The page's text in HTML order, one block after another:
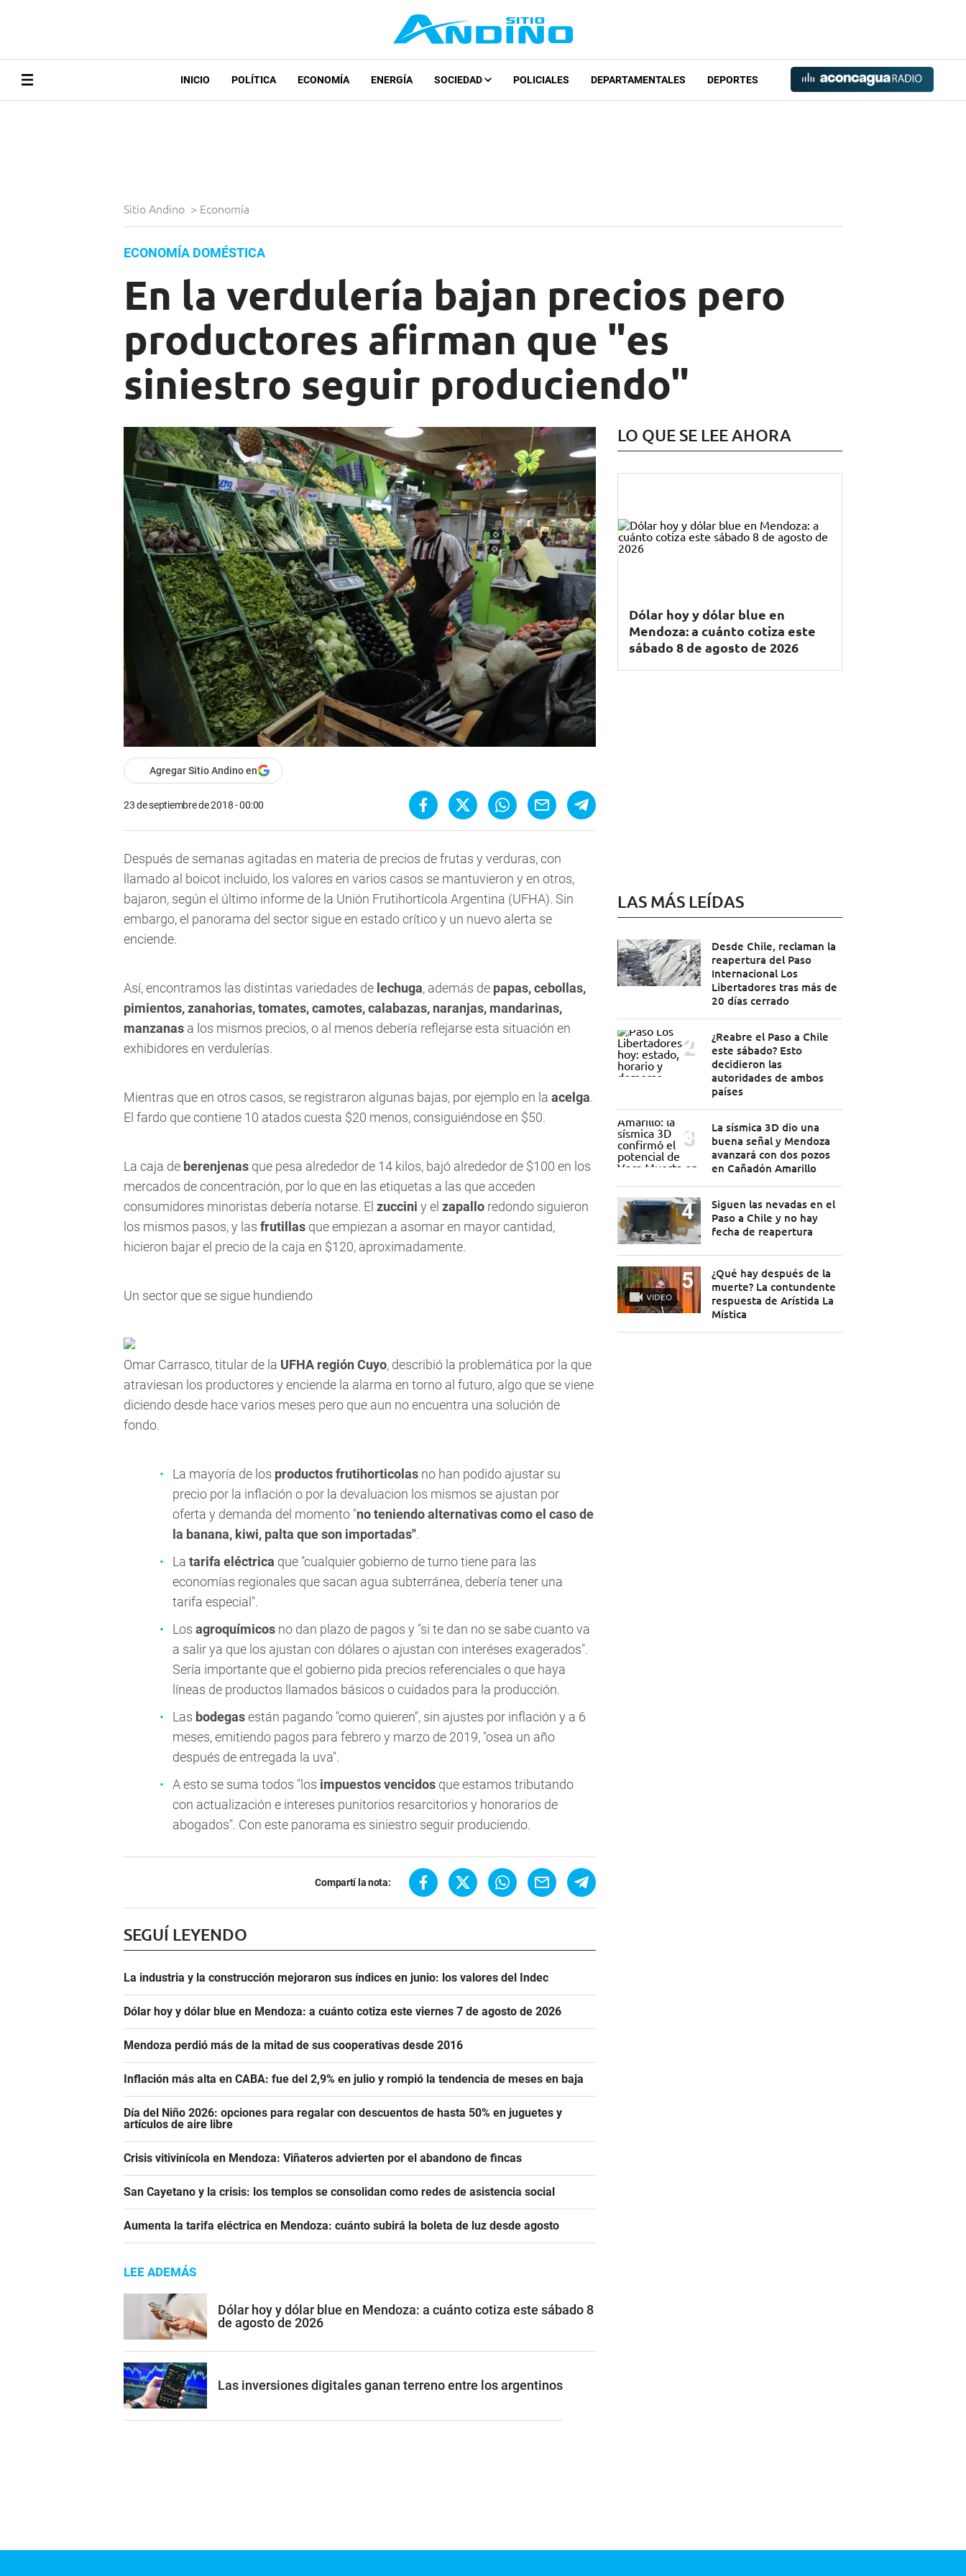
INICIO POLÍTICA ECONOMÍA ENERGÍA SOCIEDAD POLICIALES DEPARTAMENTALES DEPORTES
Sitio Andino > Economía
ECONOMÍA DOMÉSTICA
En la verdulería bajan precios pero
productores afirman que "es
siniestro seguir produciendo"
Agregar Sitio Andino en
23 de septiembre de 2018 - 00:00
Después de semanas agitadas en materia de precios de frutas y verduras, con
llamado al boicot incluido, los valores en varios casos se mantuvieron y en otros,
bajaron, según el último informe de la Unión Frutihortícola Argentina (UFHA). Sin
embargo, el panorama del sector sigue en estado crítico y un nuevo alerta se
enciende.
Así, encontramos las distintas variedades de lechuga, además de papas, cebollas,
pimientos, zanahorias, tomates, camotes, calabazas, naranjas, mandarinas,
manzanas a los mismos precios, o al menos debería reflejarseesta situación en
exhibidores en verdulerías.
Mientras que en otros casos, se registraron algunas bajas, por ejemplo en la acelga.
El fardo que contiene 10 atados cuesta $20 menos, consiguiéndose en $50.
La caja de berenjenas que pesa alrededor de 14 kilos, bajó alrededor de $100 en los
mercados de concentración, por lo que en las etiquetas a las que acceden
consumidores minoristas debería notarse. El zuccini y el zapallo redondo siguieron
los mismos pasos, y las frutillas que empiezan a asomar en mayor cantidad,
hicieron bajar el precio de la caja en $120, aproximadamente.
Un sector que se sigue hundiendo
Omar Carrasco, titular de la UFHA región Cuyo, describió la problemática por la que
atraviesan los productores y enciende la alarma en torno al futuro, algo que se viene
diciendo desde hace varios meses pero que aun no encuentra una solución de
fondo.
La mayoría de los productos frutihorticolas no han podido ajustar su
precio por la inflación o por la devaluacion los mismos se ajustan por
oferta y demanda del momento "no teniendo alternativas como el caso de
la banana, kiwi, palta que son importadas".
La tarifa eléctrica que "cualquier gobierno de turno tiene para las
economías regionales que sacan agua subterránea, debería tener una
tarifa especial".
Los agroquímicos no dan plazo de pagos y "si te dan no se sabe cuanto va
a salir ya que los ajustan con dólares o ajustan con interéses exagerados".
Sería importante que el gobierno pida precios referenciales o que haya
líneas de productos llamados básicos o cuidados para la producción.
Las bodegasestán pagando "como quieren", sin ajustes por inflación y a 6
meses, emitiendo pagos para febrero y marzo de 2019, "osea un año
después de entregada la uva".
A esto se suma todos "los impuestos vencidos que estamos tributando
con actualización e intereses punitorios resarcitorios y honorarios de
abogados". Con este panorama es siniestro seguir produciendo.
Compartí la nota:
SEGUÍ LEYENDO
La industria y la construcción mejoraron sus índices en junio: los valores del Indec
Dólar hoy y dólar blue en Mendoza: a cuánto cotiza este viernes 7 de agosto de 2026
Mendoza perdió más de la mitad de sus cooperativas desde 2016
Inflación más alta en CABA: fue del 2,9% en julio y rompió la tendencia de meses en baja
Día del Niño 2026: opciones para regalar con descuentos de hasta 50% en juguetes y
artículos de aire libre
Crisis vitivinícola en Mendoza: Viñateros advierten por el abandono de fincas
San Cayetano y la crisis: los templos se consolidan como redes de asistencia social
Aumenta la tarifa eléctrica en Mendoza: cuánto subirá la boleta de luz desde agosto
LEE ADEMÁS
Dólar hoy y dólar blue en Mendoza: a cuánto cotiza este sábado 8
de agosto de 2026
Las inversiones digitales ganan terreno entre los argentinos
LO QUE SE LEE AHORA
Dólar hoy y dólar blue en
Mendoza: a cuánto cotiza este
sábado 8 de agosto de 2026
LAS MÁS LEÍDAS
Desde Chile, reclaman la
reapertura del Paso
Internacional Los
Libertadores tras más de
20 días cerrado
¿Reabre el Paso a Chile
este sábado? Esto
decidieron las
autoridades de ambos
países
La sísmica 3D dio una
buena señal y Mendoza
avanzará con dos pozos
en Cañadón Amarillo
Siguen las nevadas en el
Paso a Chile y no hay
fecha de reapertura
VIDEO
¿Qué hay después de la
muerte? La contundente
respuesta de Arístida La
Mística